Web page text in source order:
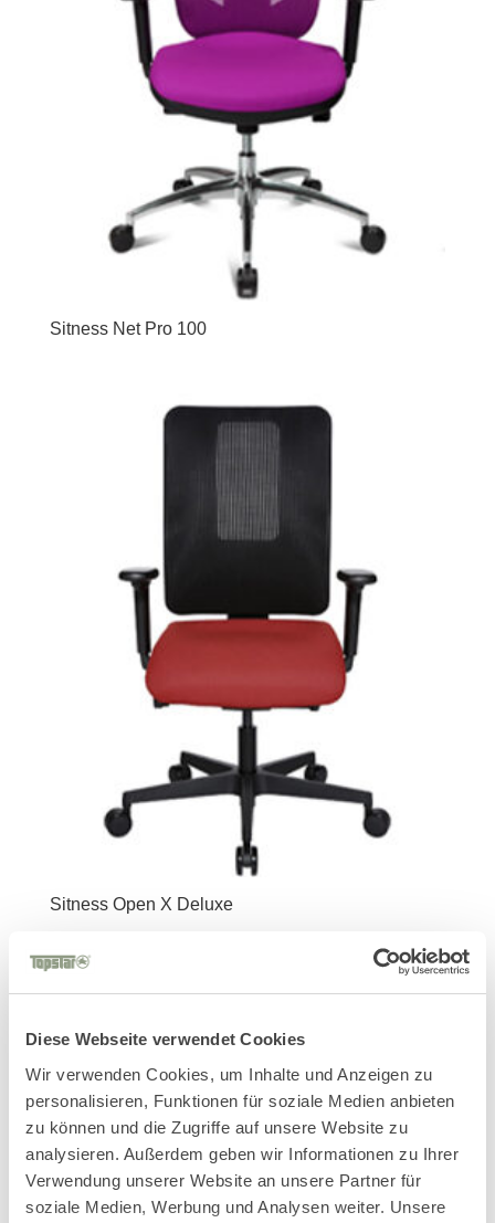
Diese Webseite verwendet Cookies
Wir verwenden Cookies, um Inhalte und Anzeigen zu
personalisieren, Funktionen für soziale Medien anbieten
zu können und die Zugriffe auf unsere Website zu
analysieren. Außerdem geben wir Informationen zu Ihrer
Verwendung unserer Website an unsere Partner für
soziale Medien, Werbung und Analysen weiter. Unsere
Sitness Net Pro 100
Sitness Open X Deluxe